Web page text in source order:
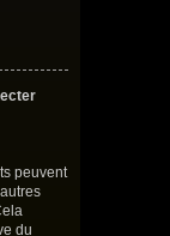
peuvent
du